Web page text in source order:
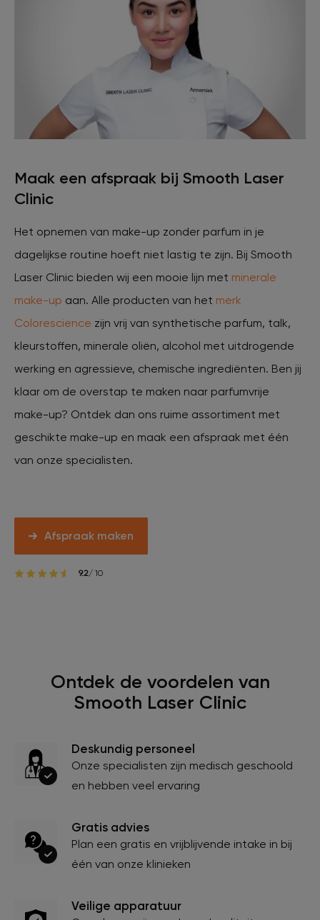
Maak een afspraak bij Smooth Laser
Clinic
Het opnemen van make-up zonder parfum in je
dagelijkse routine hoeft niet lastig te zijn. Bij Smooth
Laser Clinic bieden wij een mooie lijn met minerale
make-up aan. Alle producten van het merk
Colorescience zijn vrij van synthetische parfum, talk,
kleurstoffen, minerale oliën, alcohol met uitdrogende
werking en agressieve, chemische ingrediënten. Ben jij
klaar om de overstap te maken naar parfumvrije
make-up? Ontdek dan ons ruime assortiment met
geschikte make-up en maak een afspraak met één
van onze specialisten.
Afspraak maken
9.2/ 10
Ontdek de voordelen van
Smooth Laser Clinic
Deskundig personeel
Onze specialisten zijn medisch geschoold
en hebben veel ervaring
Gratis advies
Plan een gratis en vrijblijvende intake in bij
één van onze klinieken
Veilige apparatuur